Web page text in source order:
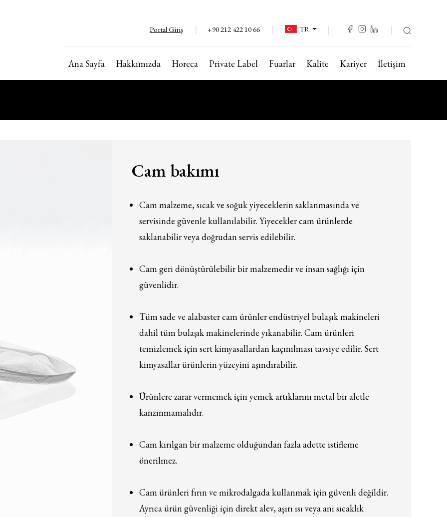
Portal Giriş +90 212 422 10 66 TR
Ana Sayfa Hakkımızda Horeca Private Label Fuarlar Kalite Kariyer İletişim
Cam bakımı
Cam malzeme, sıcak ve soğuk yiyeceklerin saklanmasında ve
servisinde güvenle kullanılabilir. Yiyecekler cam ürünlerde
saklanabilir veya doğrudan servis edilebilir.
Cam geri dönüştürülebilir bir malzemedir ve insan sağlığı için
güvenlidir.
Tüm sade ve alabaster cam ürünler endüstriyel bulaşık makineleri
dahil tüm bulaşık makinelerinde yıkanabilir. Cam ürünleri
temizlemek için sert kimyasallardan kaçınılması tavsiye edilir. Sert
kimyasallar ürünlerin yüzeyini aşındırabilir.
Ürünlere zarar vermemek için yemek artıklarını metal bir aletle
kanzınmamalıdır.
Cam kırılgan bir malzeme olduğundan fazla adette istifleme
önerilmez.
Cam ürünleri fırın ve mikrodalgada kullanmak için güvenli değildir.
Ayrıca ürün güvenliği için direkt alev, aşırı ısı veya ani sıcaklık